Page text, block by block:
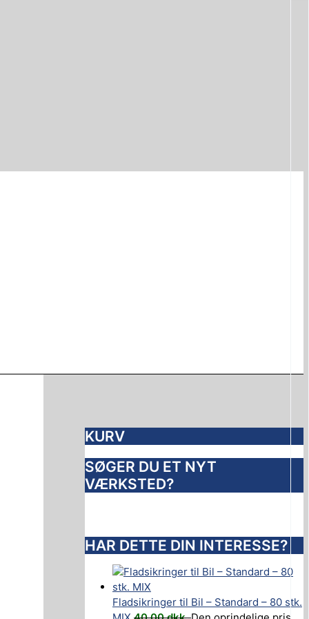
KURV
SØGER DU ET NYT
VÆRKSTED?
HAR DETTE DIN INTERESSE?
Fladsikringer til Bil – Standard – 80 stk.